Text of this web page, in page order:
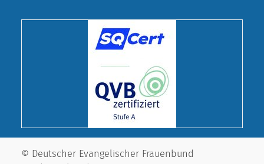
© Deutscher Evangelischer Frauenbund